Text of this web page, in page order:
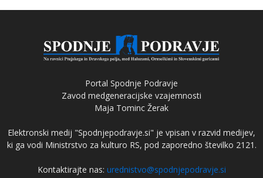
Portal Spodnje Podravje
Zavod medgeneracijske vzajemnosti
Maja Tominc Žerak
Elektronski medij "Spodnjepodravje.si" je vpisan v razvid medijev,
ki ga vodi Ministrstvo za kulturo RS, pod zaporedno številko 2121.
Kontaktirajte nas: urednistvo@spodnjepodravje.si